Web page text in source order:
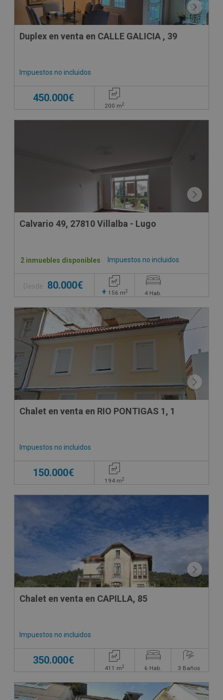
Duplex en venta en CALLE GALICIA , 39
Impuestos no incluidos
450.000€
200 m2
Calvario 49, 27810 Villalba - Lugo
Impuestos no incluidos
2 inmuebles disponibles
Desde 80.000€
+ 156 m2 4 Hab.
CESIÓN DE REMATE
Chalet en venta en RIO PONTIGAS 1, 1
Impuestos no incluidos
150.000€
194 m2
Chalet en venta en CAPILLA, 85
Impuestos no incluidos
350.000€
411 m2 6 Hab. 3 Baños
CONDICIONES ESPECIALES